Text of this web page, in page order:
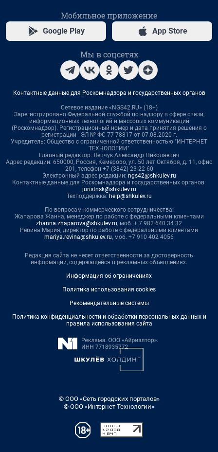
Мобильное приложение
Google Play App Store
Мы в соцсетях
Контактные данные для Роскомнадзора и государственных органов
Сетевое издание «NGS42.RU» (18+)
Зарегистрировано Федеральной службой по надзору в сфере связи,
информационных технологий и массовых коммуникаций
(Роскомнадзор). Регистрационный номер и дата принятия решения о
регистрации - ЭЛ № ФС 77-78817 от 07.08.2020 г.
Учредитель: Общество с ограниченной ответственностью "ИНТЕРНЕТ
ТЕХНОЛОГИИ"
Главный редактор: Левчук Александр Николаевич
Адрес редакции: 650000, Россия, Кемерово, ул. 50 лет Октября, д. 11, офис
201, телефон +7 (3842) 23-22-60
Электронный адрес редакции: ngs42@shkulev.ru
Контактные данные для Роскомнадзора и государственных органов:
juristnsk@shkulev.ru
Техподдержка: help@shkulev.ru
По вопросам коммерческого сотрудничества:
Жапарова Жанна, менеджер по работе с федеральными клиентами
zhanna.zhaparova@shkulev.ru, моб. + 7 982 640 34 32
Ревина Мария, директор по работе с федеральными клиентами
mariya.revina@shkulev.ru, моб. +7 910 402 4056
Редакция сайта не несет ответственности за достоверность
информации, содержащейся в рекламных объявлениях.
Информация об ограничениях
Политика использования cookies
Рекомендательные системы
Политика конфиденциальности и обработки персональных данных и
правила использования сайта
© ООО «Сеть городских порталов»
© ООО «Интернет Технологии»